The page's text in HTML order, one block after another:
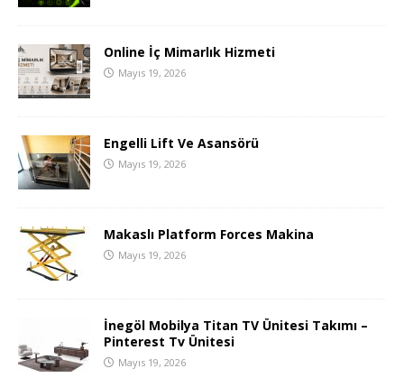
Online İç Mimarlık Hizmeti
Mayıs 19, 2026
Engelli Lift Ve Asansörü
Mayıs 19, 2026
Makaslı Platform Forces Makina
Mayıs 19, 2026
İnegöl Mobilya Titan TV Ünitesi Takımı –
Pinterest Tv Ünitesi
Mayıs 19, 2026